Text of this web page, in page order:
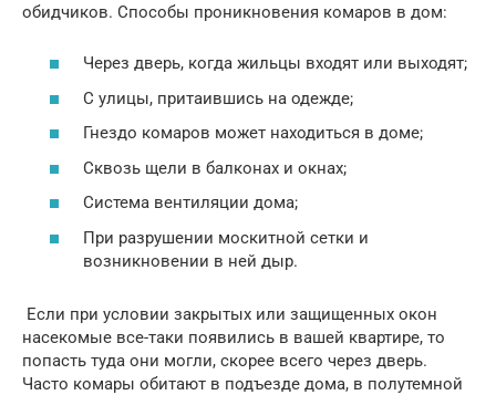
обидчиков. Способы проникновения комаров в дом:
Через дверь, когда жильцы входят или выходят;
С улицы, притаившись на одежде;
Гнездо комаров может находиться в доме;
Сквозь щели в балконах и окнах;
Система вентиляции дома;
При разрушении москитной сетки и
возникновении в ней дыр.
Если при условии закрытых или защищенных окон
насекомые все-таки появились в вашей квартире, то
попасть туда они могли, скорее всего через дверь.
Часто комары обитают в подъезде дома, в полутемной